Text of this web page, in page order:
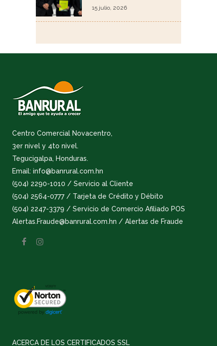
15 julio, 2026
Centro Comercial Novacentro,
3er nivel y 4to nivel.
Tegucigalpa, Honduras.
Email: info@banrural.com.hn
(504) 2290-1010 / Servicio al Cliente
(504) 2564-0777 / Tarjeta de Crédito y Débito
(504) 2247-3379 / Servicio de Comercio Afiliado POS
Alertas.Fraude@banrural.com.hn / Alertas de Fraude
ACERCA DE LOS CERTIFICADOS SSL